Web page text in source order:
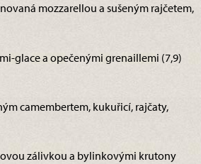
mozzarellou a sušeným rajčetem,
glace a opečenými grenaillemi (7,9)
camembertem, kukuřicí, rajčaty,
zálivkou a bylinkovými krutony